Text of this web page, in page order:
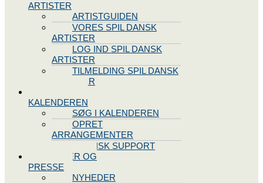
ARTISTER
ARTISTGUIDEN
VORES SPIL DANSK
ARTISTER
LOG IND SPIL DANSK
ARTISTER
TILMELDING SPIL DANSK
ARTISTER
KALENDEREN
SØG I KALENDEREN
OPRET
ARRANGEMENTER
TEKNISK SUPPORT
NYHEDER OG
PRESSE
NYHEDER